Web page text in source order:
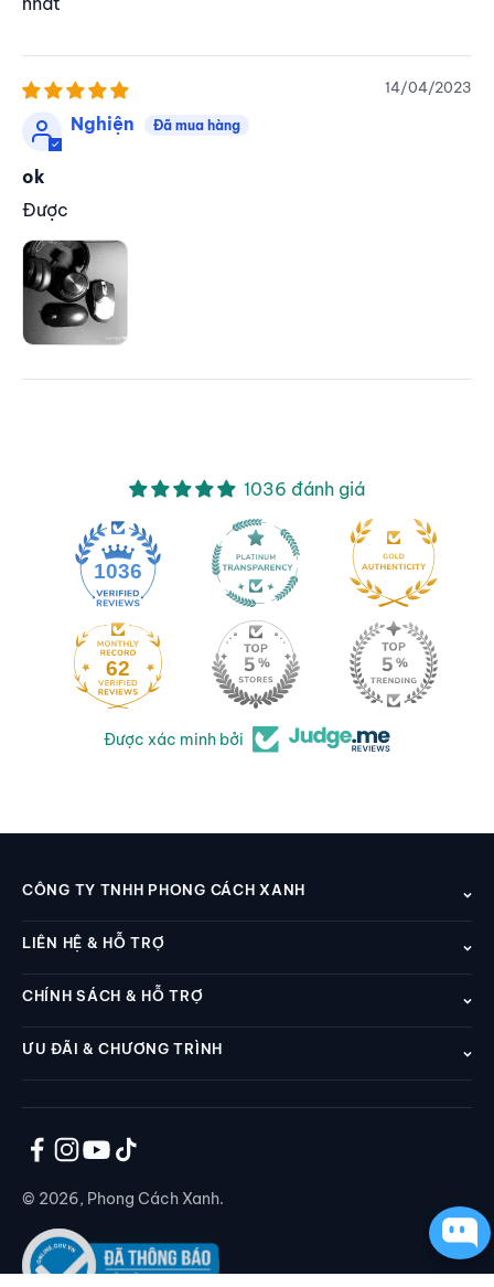
14/04/2023
Nghiện
ok
Được
1036 đánh giá
1036
62
Được xác minh bởi
CÔNG TY TNHH PHONG CÁCH XANH
LIÊN HỆ & HỖ TRỢ
CHÍNH SÁCH & HỖ TRỢ
ƯU ĐÃI & CHƯƠNG TRÌNH
© 2026, Phong Cách Xanh.